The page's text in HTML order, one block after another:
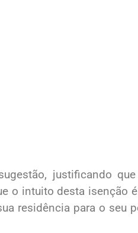
justificando
o intuito desta isenção
residência para o seu